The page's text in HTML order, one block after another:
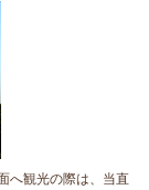
へ観光の際は、当直